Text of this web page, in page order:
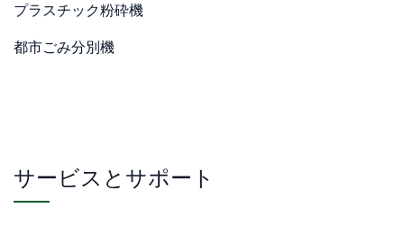
プラスチック粉砕機
都市ごみ分別機
サービスとサポート